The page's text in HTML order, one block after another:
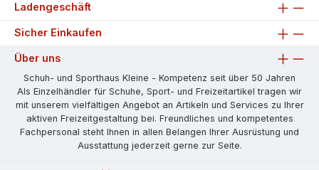
Ladengeschäft
Sicher Einkaufen
Über uns
Schuh- und Sporthaus Kleine - Kompetenz seit über 50 Jahren
Als Einzelhändler für Schuhe, Sport- und Freizeitartikel tragen wir
mit unserem vielfältigen Angebot an Artikeln und Services zu Ihrer
aktiven Freizeitgestaltung bei. Freundliches und kompetentes
Fachpersonal steht Ihnen in allen Belangen Ihrer Ausrüstung und
Ausstattung jederzeit gerne zur Seite.